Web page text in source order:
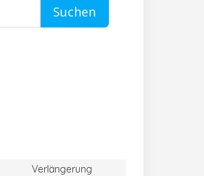
Suchen
Verlängerung